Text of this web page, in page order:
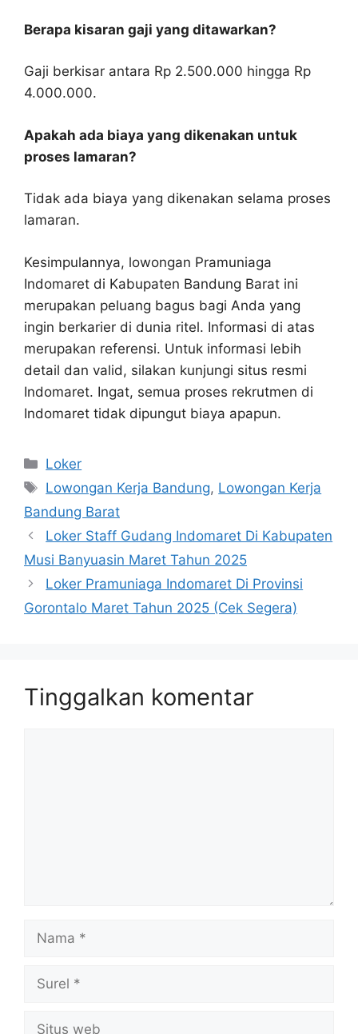
Berapa kisaran gaji yang ditawarkan?
Gaji berkisar antara Rp 2.500.000 hingga Rp
4.000.000.
Apakah ada biaya yang dikenakan untuk
proses lamaran?
Tidak ada biaya yang dikenakan selama proses
lamaran.
Kesimpulannya, lowongan Pramuniaga
Indomaret di Kabupaten Bandung Barat ini
merupakan peluang bagus bagi Anda yang
ingin berkarier di dunia ritel. Informasi di atas
merupakan referensi. Untuk informasi lebih
detail dan valid, silakan kunjungi situs resmi
Indomaret. Ingat, semua proses rekrutmen di
Indomaret tidak dipungut biaya apapun.
Kategori
Loker
Tag
Lowongan Kerja Bandung, Lowongan Kerja
Bandung Barat
Loker Staff Gudang Indomaret Di Kabupaten
Musi Banyuasin Maret Tahun 2025
Loker Pramuniaga Indomaret Di Provinsi
Gorontalo Maret Tahun 2025 (Cek Segera)
Tinggalkan komentar